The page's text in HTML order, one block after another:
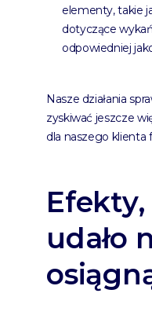
elementy, takie
dotyczące
odpowiedniej
Nasze działania
zyskiwać jeszcze
dla naszego klienta
udało